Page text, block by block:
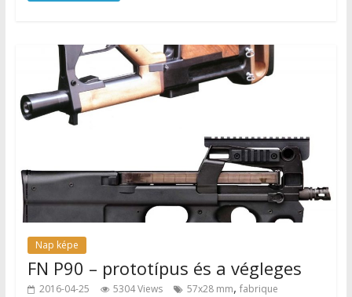
Nap képe
FN P90 – prototípus és a végleges
2016-04-25 5304 Views 57x28 mm, fabrique